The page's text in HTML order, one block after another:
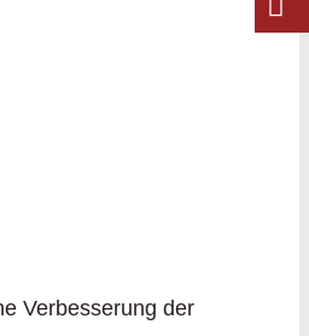
Verbesserung der